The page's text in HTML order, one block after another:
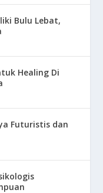
Bulu Lebat,
Healing Di
Futuristis dan